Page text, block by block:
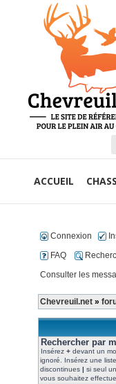
ACCUEIL
Connexion
FAQ
Consulter les
Chevreuil.net »
Rechercher par
Insérez + devant un
ignoré. Insérez une
discontinues | si seul
vous souhaitez